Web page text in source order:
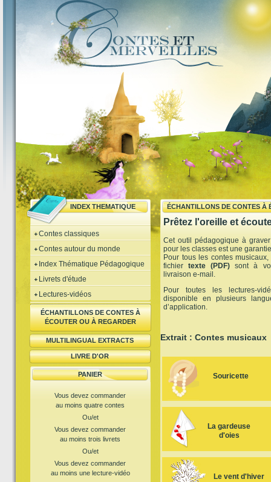
INDEX THEMATIQUE ÉCHANTILLONS DE CONTES À
Contes classiques
Contes autour du monde
Index Thématique Pédagogique
Livrets d'étude
Lectures-vidéos
ÉCHANTILLONS DE CONTES À
ÉCOUTER OU À REGARDER
MULTILINGUAL EXTRACTS
LIVRE D'OR
PANIER
Vous devez commander
au moins quatre contes
Ou/et
Vous devez commander
au moins trois livrets
Ou/et
Vous devez commander
au moins une lecture-vidéo
Prêtez l'oreille et
Cet outil pédagogique à
pour les classes est une
Pour tous les contes
fichiertexte (PDF) sont à
livraison e-mail.
Pour toutes les lectures-
disponible en plusieurs
d’application.
Extrait : Contes musicaux
Souricette
La gardeuse
d'oies
Le vent d'hiver